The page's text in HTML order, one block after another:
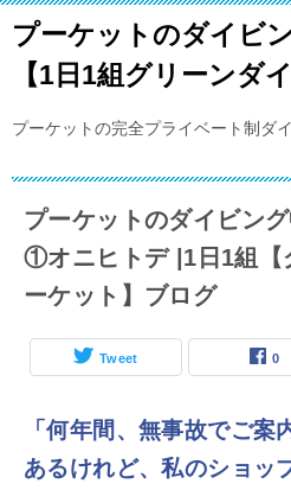
プーケットのダイビ
【1日1組グリーンダ
プーケットの完全プライベート制ダ
プーケットのダイビン
①オニヒトデ |1日1組【
ーケット】ブログ
Tweet 0
「何年間、無事故でご案
あるけれど、私のショッ